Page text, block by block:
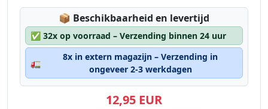
📦 Lagerstatus:
Beschikbaarheid en levertijd
✅ 32x op voorraad – Verzending binnen 24 uur
🚛
8x in extern magazijn – Verzending in
ongeveer 2-3 werkdagen
12,95 EUR